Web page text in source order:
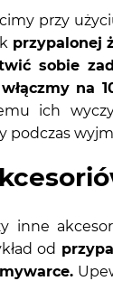
przy
przypalonej
sobie
włączmy na
ich
podczas
inne
od